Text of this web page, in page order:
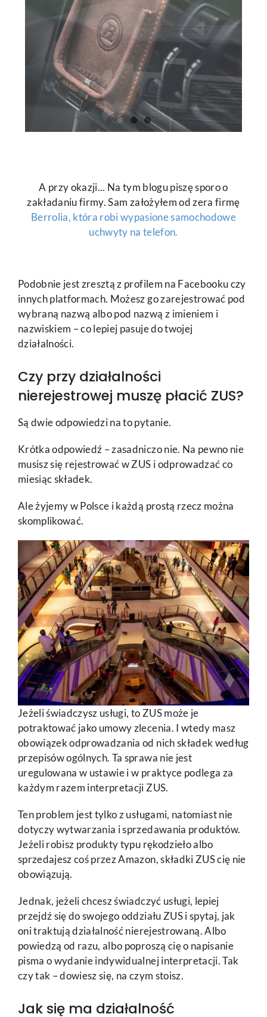
A przy okazji... Na tym blogu piszę sporo o
zakładaniu firmy. Sam założyłem od zera firmę
Berrolia, która robi wypasione samochodowe
uchwyty na telefon.
Podobnie jest zresztą z profilem na Facebooku czy
innych platformach. Możesz go zarejestrować pod
wybraną nazwą albo pod nazwą z imieniem i
nazwiskiem – co lepiej pasuje do twojej
działalności.
Czy przy działalności
nierejestrowej muszę płacić ZUS?
Są dwie odpowiedzi na to pytanie.
Krótka odpowiedź – zasadniczo nie. Na pewno nie
musisz się rejestrować w ZUS i odprowadzać co
miesiąc składek.
Ale żyjemy w Polsce i każdą prostą rzecz można
skomplikować.
Jeżeli świadczysz usługi, to ZUS może je
potraktować jako umowy zlecenia. I wtedy masz
obowiązek odprowadzania od nich składek według
przepisów ogólnych. Ta sprawa nie jest
uregulowana w ustawie i w praktyce podlega za
każdym razem interpretacji ZUS.
Ten problem jest tylko z usługami, natomiast nie
dotyczy wytwarzania i sprzedawania produktów.
Jeżeli robisz produkty typu rękodzieło albo
sprzedajesz coś przez Amazon, składki ZUS cię nie
obowiązują.
Jednak, jeżeli chcesz świadczyć usługi, lepiej
przejdź się do swojego oddziału ZUS i spytaj, jak
oni traktują działalność nierejestrowaną. Albo
powiedzą od razu, albo poproszą cię o napisanie
pisma o wydanie indywidualnej interpretacji. Tak
czy tak – dowiesz się, na czym stoisz.
Jak się ma działalność